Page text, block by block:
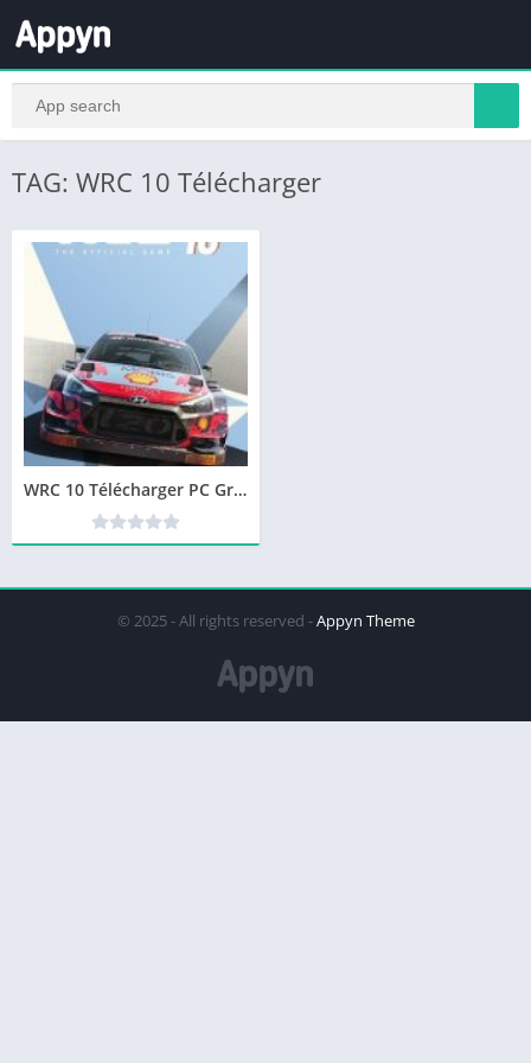
TAG: WRC 10 Télécharger
WRC 10 Télécharger PC Gratuit Version Complète
© 2025 - All rights reserved -Appyn Theme